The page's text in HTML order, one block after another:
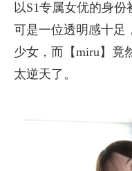
以S1专属女优的身
可是一位透明感十足
少女，而【miru】竟
太逆天了。